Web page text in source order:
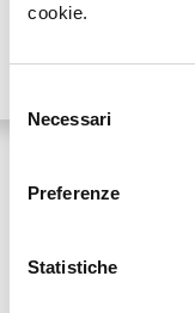
cookie.
delNecessari
Preferenze
Statistiche
Realizzato